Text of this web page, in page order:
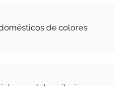
de colores